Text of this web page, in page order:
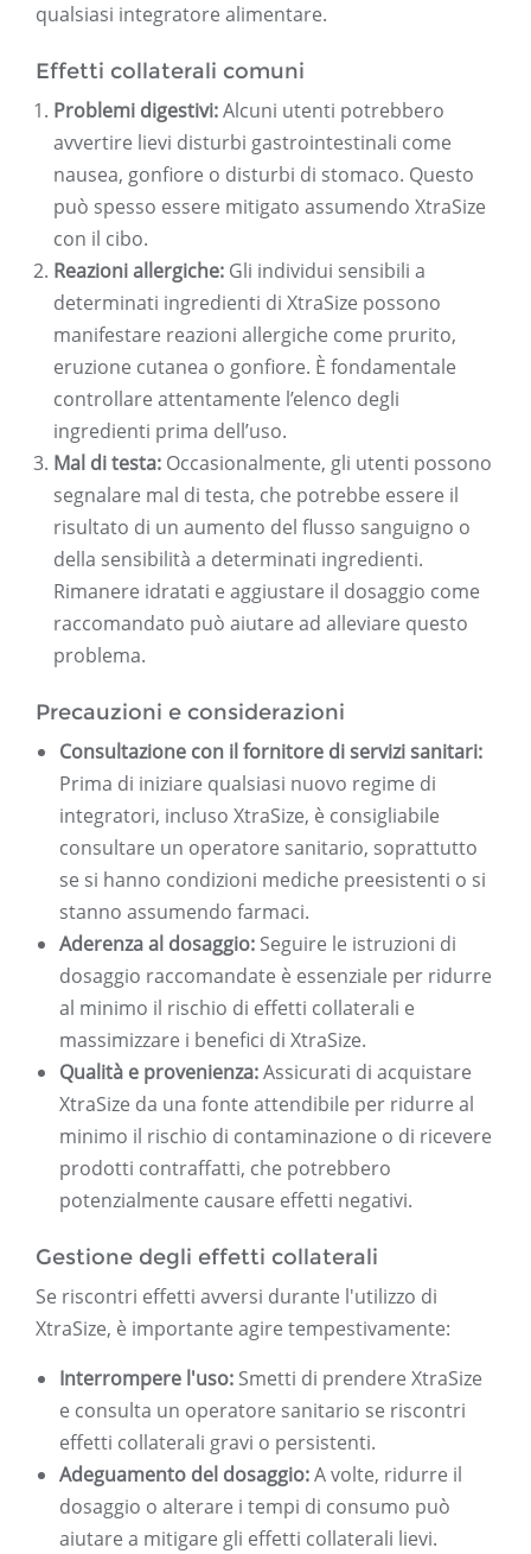
qualsiasi integratore alimentare.
Effetti collaterali comuni
Problemi digestivi:Alcuni utenti potrebbero
avvertire lievi disturbi gastrointestinali come
nausea, gonfiore o disturbi di stomaco. Questo
può spesso essere mitigato assumendo XtraSize
con il cibo.
Reazioni allergiche: Gli individui sensibili a
determinati ingredienti di XtraSize possono
manifestare reazioni allergiche come prurito,
eruzione cutanea o gonfiore. È fondamentale
controllare attentamente l’elenco degli
ingredienti prima dell’uso.
Mal di testa: Occasionalmente, gli utenti possono
segnalare mal di testa, che potrebbe essere il
risultato di un aumento del flusso sanguigno o
della sensibilità a determinati ingredienti.
Rimanere idratati e aggiustare il dosaggio come
raccomandato può aiutare ad alleviare questo
problema.
Precauzioni e considerazioni
Consultazione con il fornitore di servizi sanitari:
Prima di iniziare qualsiasi nuovo regime di
integratori, incluso XtraSize, è consigliabile
consultare un operatore sanitario, soprattutto
se si hanno condizioni mediche preesistenti o si
stanno assumendo farmaci.
Aderenza al dosaggio: Seguire le istruzioni di
dosaggio raccomandate è essenziale per ridurre
al minimo il rischio di effetti collaterali e
massimizzare i benefici di XtraSize.
Qualità e provenienza:Assicurati di acquistare
XtraSize da una fonte attendibile per ridurre al
minimo il rischio di contaminazione o di ricevere
prodotti contraffatti, che potrebbero
potenzialmente causare effetti negativi.
Gestione degli effetti collaterali
Se riscontri effetti avversi durante l'utilizzo di
XtraSize, è importante agire tempestivamente:
Interrompere l'uso: Smetti di prendere XtraSize
e consulta un operatore sanitario se riscontri
effetti collaterali gravi o persistenti.
Adeguamento del dosaggio:A volte, ridurre il
dosaggio o alterare i tempi di consumo può
aiutare a mitigare gli effetti collaterali lievi.